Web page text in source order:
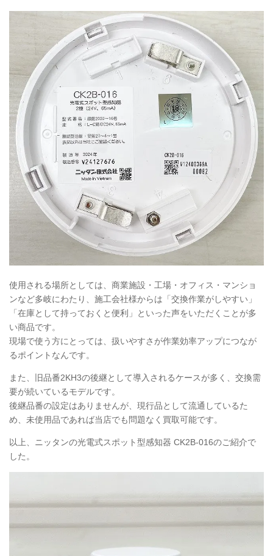
使用される場所としては、商業施設・工場・オフィス・マンショ
ンなど多岐にわたり、施工会社様からは「交換作業がしやすい」
「在庫として持っておくと便利」といった声をいただくことが多
い商品です。
現場で使う方にとっては、扱いやすさが作業効率アップにつなが
るポイントなんです。
また、旧品番2KH3の後継として導入されるケースが多く、交換需
要が続いているモデルです。
後継品番の設定はありませんが、現行品として流通しているた
め、未使用品であれば当店でも問題なく買取可能です。
以上、ニッタンの光電式スポット型感知器 CK2B-016のご紹介で
した。